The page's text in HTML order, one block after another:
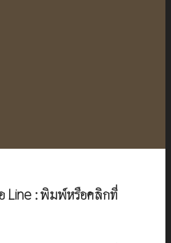
Line : พิมพ์หรือคลิกที่